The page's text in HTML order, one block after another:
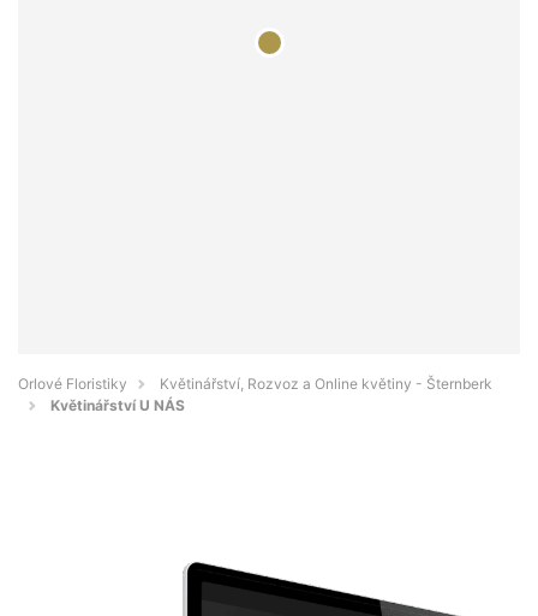
Orlové Floristiky
Květinářství, Rozvoz a Online květiny - Šternberk
Květinářství U NÁS